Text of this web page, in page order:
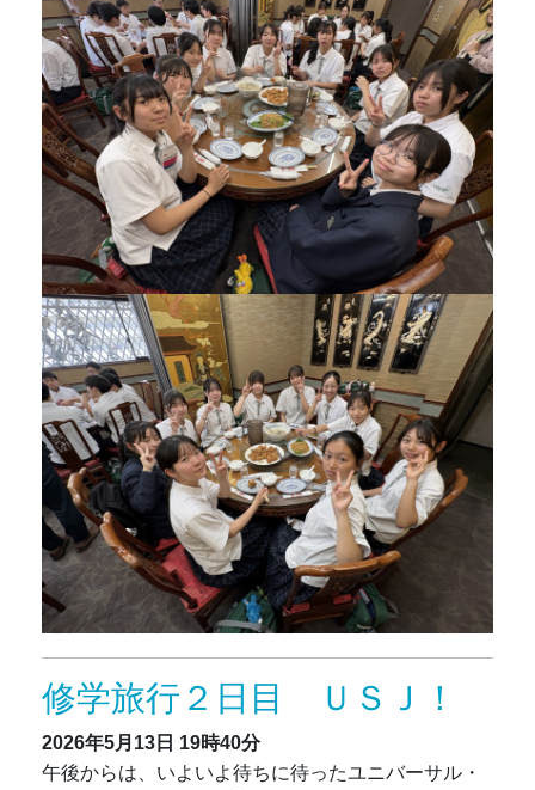
修学旅行２日目 ＵＳＪ！
2026年5月13日 19時40分
午後からは、いよいよ待ちに待ったユニバーサル・